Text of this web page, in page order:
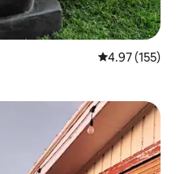
レビュー155
4.97 (155)